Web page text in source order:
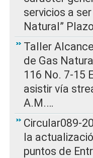
servicios a
Natural”
Taller
de Gas
116 No. 7-15
asistir vía
A.M.…
Circular089-
la
puntos de